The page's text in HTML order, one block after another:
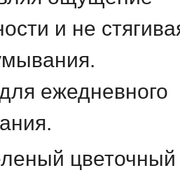
и не
ежедневного
цветочный